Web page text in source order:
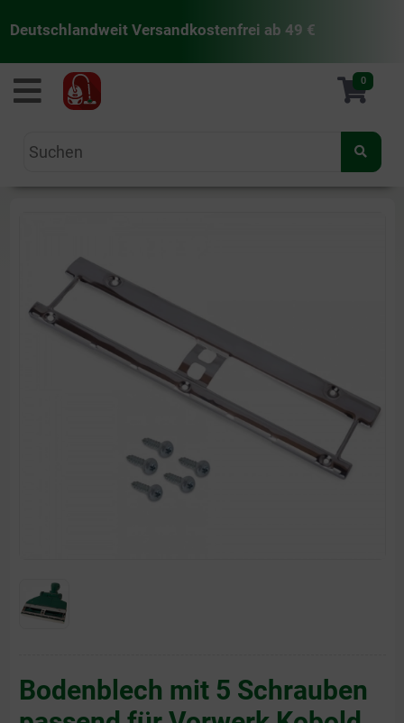
Deutschlandweit Versandkostenfrei ab 49 €
staubsaugermanufaktur 0
Bodenblech mit 5 Schrauben